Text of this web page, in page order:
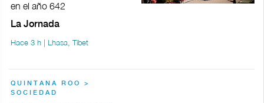
en el año 642
La Jornada
Hace 3 h | Lhasa, Tíbet
QUINTANA ROO >
SOCIEDAD